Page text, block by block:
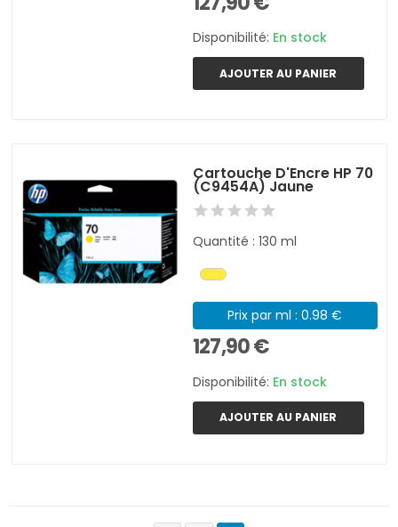
Disponibilité: En stock
AJOUTER AU PANIER
Cartouche D'Encre HP 70
(C9454A) Jaune
Quantité : 130 ml
Prix par ml : 0.98 €
127,90 €
Disponibilité: En stock
AJOUTER AU PANIER